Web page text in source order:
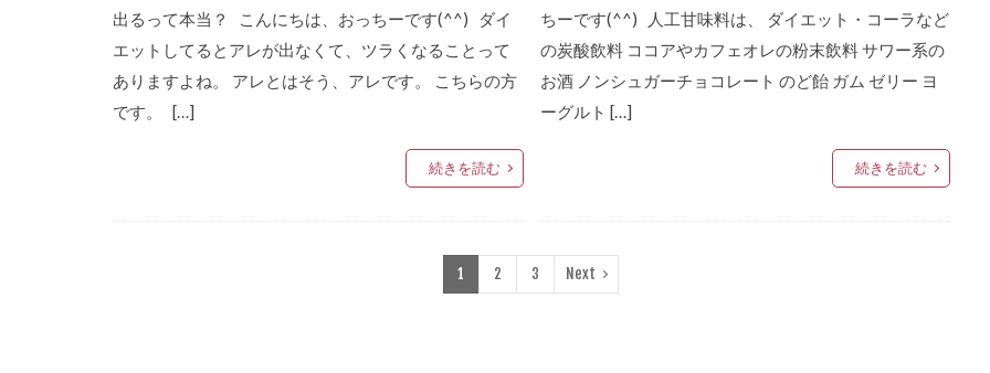
出るって本当？ こんにちは、おっちーです(^^) ダイ
エットしてるとアレが出なくて、ツラくなることって
ありますよね。 アレとはそう、アレです。 こちらの方
です。 […]
続きを読む
ちーです(^^) 人工甘味料は、 ダイエット・コーラなど
の炭酸飲料 ココアやカフェオレの粉末飲料 サワー系の
お酒 ノンシュガーチョコレート のど飴 ガム ゼリー ヨ
ーグルト […]
続きを読む
1 2 3 Next